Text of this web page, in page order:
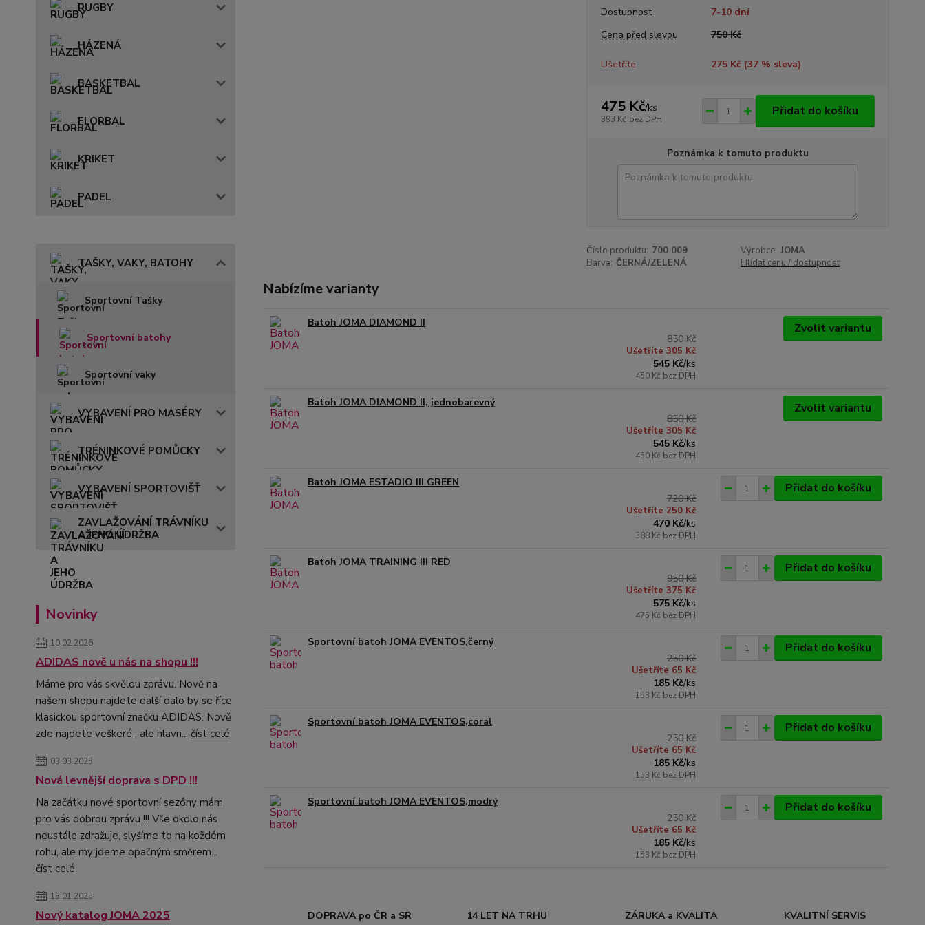
RUGBY
HÁZENÁ
BASKETBAL
FLORBAL
KRIKET
PADEL
TAŠKY, VAKY, BATOHY
Sportovní Tašky
Sportovní batohy
Sportovní vaky
VYBAVENÍ PRO MASÉRY
TRÉNINKOVÉ POMŮCKY
VYBAVENÍ SPORTOVIŠŤ
ZAVLAŽOVÁNÍ TRÁVNÍKU
A JEHO ÚDRŽBA
Novinky
10.02.2026
ADIDAS nově u nás na shopu !!!
Máme pro vás skvělou zprávu. Nově na
našem shopu najdete další dalo by se říce
klasickou sportovní značku ADIDAS. Nově
zde najdete veškeré , ale hlavn... číst celé
03.03.2025
Nová levnější doprava s DPD !!!
Na začátku nové sportovní sezóny mám
pro vás dobrou zprávu !!! Vše okolo nás
neustále zdražuje, slyšíme to na koždém
rohu, ale my jdeme opačným směrem...
číst celé
13.01.2025
Nový katalog JOMA 2025
Dostupnost
7-10 dní
Cena před slevou
750 Kč
Ušetříte 275 Kč (37% sleva)
475 Kč/ks
393 Kč bez DPH
Přidat do košíku
Poznámka k tomuto produktu
Číslo produktu: 700 009 Výrobce: JOMA
Barva: ČERNÁ/ZELENÁ Hlídat cenu / dostupnost
Nabízíme varianty
Batoh JOMA DIAMOND II
850 Kč
Ušetříte 305 Kč
545 Kč/ks
450 Kč bez DPH
Zvolit variantu
Batoh JOMA DIAMOND II, jednobarevný
850 Kč
Ušetříte 305 Kč
545 Kč/ks
450 Kč bez DPH
Zvolit variantu
Batoh JOMA ESTADIO III GREEN
720 Kč
Ušetříte 250 Kč
470 Kč/ks
388 Kč bez DPH
Přidat do košíku
Batoh JOMA TRAINING III RED
950 Kč
Ušetříte 375 Kč
575 Kč/ks
475 Kč bez DPH
Přidat do košíku
Sportovní batoh JOMA EVENTOS,černý
250 Kč
Ušetříte 65 Kč
185 Kč/ks
153 Kč bez DPH
Přidat do košíku
Sportovní batoh JOMA EVENTOS,coral
250 Kč
Ušetříte 65 Kč
185 Kč/ks
153 Kč bez DPH
Přidat do košíku
Sportovní batoh JOMA EVENTOS,modrý
250 Kč
Ušetříte 65 Kč
185 Kč/ks
153 Kč bez DPH
Přidat do košíku
DOPRAVA po ČR a SR 14 LET NA TRHU ZÁRUKA a KVALITA KVALITNÍ SERVIS